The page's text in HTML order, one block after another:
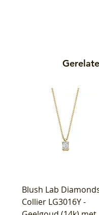
Blush Lab
Collier LG3016Y -